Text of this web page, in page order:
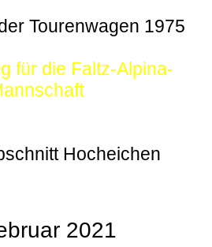
Tourenwagen 1975
für die Faltz-Alpina-
Hocheichen
2021